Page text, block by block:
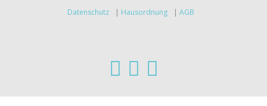
Datenschutz
| Hausordnung | AGB